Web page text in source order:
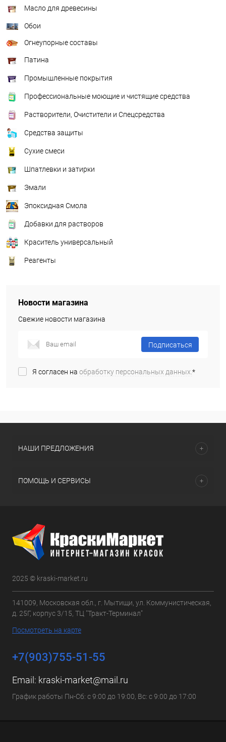
Масло для древесины
Обои
Огнеупорные составы
Патина
Промышленные покрытия
Профессиональные моющие и чистящие средства
Растворители, Очистители и Спецсредства
Средства защиты
Сухие смеси
Шпатлевки и затирки
Эмали
Эпоксидная Смола
Добавки для растворов
Краситель универсальный
Реагенты
Новости магазина
Свежие новости магазина
Подписаться
Я согласен на обработку персональных данных.*
НАШИ ПРЕДЛОЖЕНИЯ
ПОМОЩЬ И СЕРВИСЫ
2025 © kraski-market.ru
141009, Московская обл., г. Мытищи, ул. Коммунистическая,
д. 25Г, корпус 3/15, ТЦ "Тракт-Терминал"
Посмотреть на карте
+7(903)755-51-55
Email: kraski-market@mail.ru
График работы Пн-Сб: с 9:00 до 19:00, Вс: с 9:00 до 17:00